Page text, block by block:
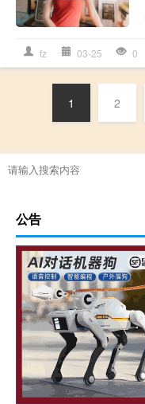
fz 03-25 0
1 2
公告